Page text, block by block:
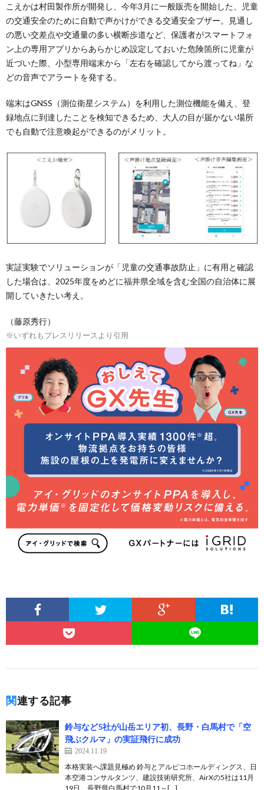
こえかは村田製作所が開発し、今年3月に一般販売を開始した、児童
の交通安全のために自動で声かけができる交通安全ブザー。見通し
の悪い交差点や交通量の多い横断歩道など、保護者がスマートフォ
ン上の専用アプリからあらかじめ設定しておいた危険箇所に児童が
近づいた際、小型専用端末から「左右を確認してから渡ってね」な
どの音声でアラートを発する。
端末はGNSS（測位衛星システム）を利用した測位機能を備え、登
録地点に到達したことを検知できるため、大人の目が届かない場所
でも自動で注意喚起ができるのがメリット。
実証実験でソリューションが「児童の交通事故防止」に有用と確認
した場合は、2025年度をめどに福井県全域を含む全国の自治体に展
開していきたい考え。
（藤原秀行）
※いずれもプレスリリースより引用
関連する記事
鈴与など5社が山岳エリア初、長野・白馬村で「空
飛ぶクルマ」の実証飛行に成功
2024.11.19
本格実装へ課題見極め 鈴与とアルピコホールディングス、日
本空港コンサルタンツ、建設技術研究所、AirXの5社は11月
19日、長野県白馬村で10月11～[…]